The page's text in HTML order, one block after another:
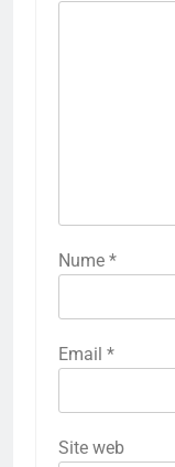
Nume *
Email *
Site web